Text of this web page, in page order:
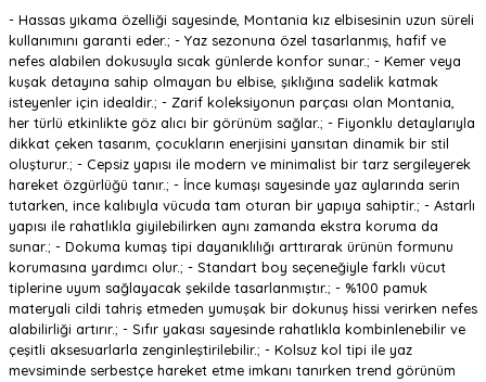
- Hassas yıkama özelliği sayesinde, Montania kız elbisesinin uzun süreli
kullanımını garanti eder.; - Yaz sezonuna özel tasarlanmış, hafif ve
nefes alabilen dokusuyla sıcak günlerde konfor sunar.; - Kemer veya
kuşak detayına sahip olmayan bu elbise, şıklığına sadelik katmak
isteyenler için idealdir.; - Zarif koleksiyonun parçası olan Montania,
her türlü etkinlikte göz alıcı bir görünüm sağlar.; - Fiyonklu detaylarıyla
dikkat çeken tasarım, çocukların enerjisini yansıtan dinamik bir stil
oluşturur.; - Cepsiz yapısı ile modern ve minimalist bir tarz sergileyerek
hareket özgürlüğü tanır.; - İnce kumaşı sayesinde yaz aylarında serin
tutarken, ince kalıbıyla vücuda tam oturan bir yapıya sahiptir.; - Astarlı
yapısı ile rahatlıkla giyilebilirken aynı zamanda ekstra koruma da
sunar.; - Dokuma kumaş tipi dayanıklılığı arttırarak ürünün formunu
korumasına yardımcı olur.; - Standart boy seçeneğiyle farklı vücut
tiplerine uyum sağlayacak şekilde tasarlanmıştır.; - %100 pamuk
materyali cildi tahriş etmeden yumuşak bir dokunuş hissi verirken nefes
alabilirliği artırır.; - Sıfır yakası sayesinde rahatlıkla kombinlenebilir ve
çeşitli aksesuarlarla zenginleştirilebilir.; - Kolsuz kol tipi ile yaz
mevsiminde serbestçe hareket etme imkanı tanırken trend görünüm